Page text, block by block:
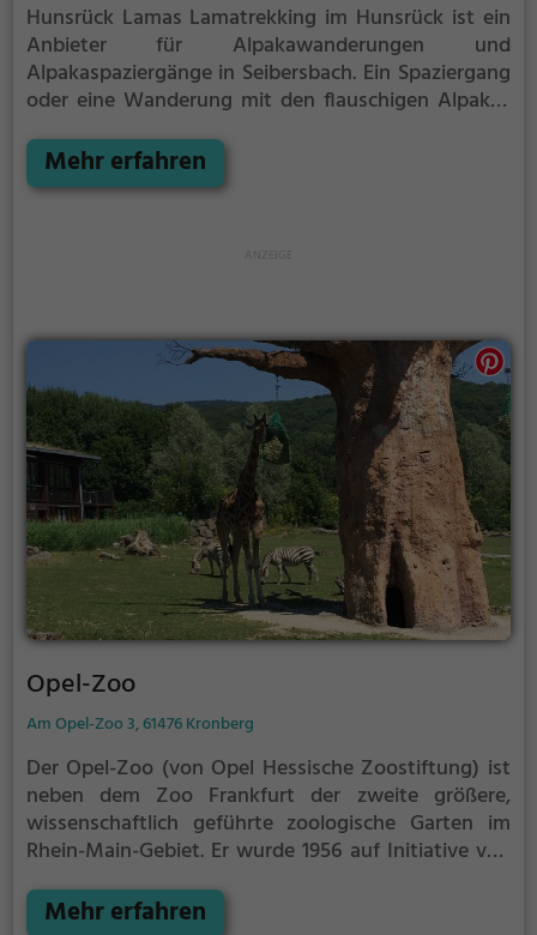
Hunsrück Lamas Lamatrekking im Hunsrück ist ein
Anbieter für Alpakawanderungen und
Alpakaspaziergänge in Seibersbach. Ein Spaziergang
oder eine Wanderung mit den flauschigen Alpakas
einen Ausflug mit der Familie. Die kuscheligen Tiere
strahlen eine unheimliche Ruhe aus und werden
Mehr erfahren
Opel-Zoo
Am Opel-Zoo 3, 61476 Kronberg
Der Opel-Zoo (von Opel Hessische Zoostiftung) ist
neben dem Zoo Frankfurt der zweite größere,
wissenschaftlich geführte zoologische Garten im
Rhein-Main-Gebiet. Er wurde 1956 auf Initiative von
und ging 2007 in einer gemeinnützigen Stiftung auf.
Mehr erfahren